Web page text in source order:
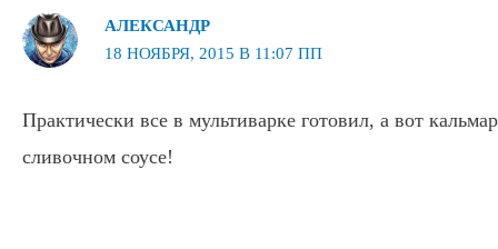
АЛЕКСАНДР
18 НОЯБРЯ, 2015 В 11:07 ПП
Практически все в мультиварке готовил, а вот
сливочном соусе!